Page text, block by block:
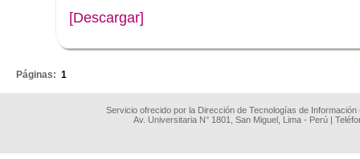
[Descargar]
Páginas: 1
Servicio ofrecido por la Dirección de Tecnologías de
Av. Universitaria N° 1801, San Miguel, Lima - Perú |